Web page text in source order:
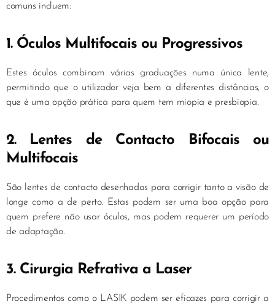
comuns incluem:
1. Óculos Multifocais ou Progressivos
Estes óculos combinam várias graduações numa única lente,
permitindo que o utilizador veja bem a diferentes distâncias, o
que é uma opção prática para quem tem miopia e presbiopia.
2. Lentes de Contacto Bifocais ou
Multifocais
São lentes de contacto desenhadas para corrigir tanto a visão de
longe como a de perto. Estas podem ser uma boa opção para
quem prefere não usar óculos, mas podem requerer um período
de adaptação.
3. Cirurgia Refrativa a Laser
Procedimentos como o LASIK podem ser eficazes para corrigir a